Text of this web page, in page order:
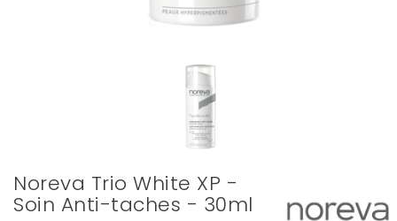
Noreva Trio White XP -
Soin Anti-taches - 30ml